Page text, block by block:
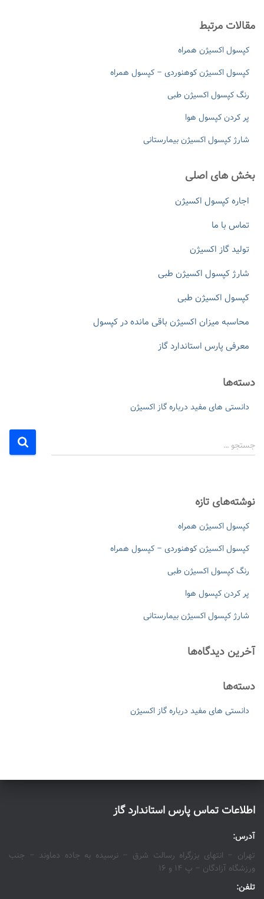
مقالات مرتبط
کپسول اکسیژن همراه
کپسول اکسیژن کوهنوردی – کپسول همراه
رنگ کپسول اکسیژن طبی
پر کردن کپسول هوا
شارژ کپسول اکسیژن بیمارستانی
بخش های اصلی
اجاره کپسول اکسیژن
تماس با ما
تولید گاز اکسیژن
شارژ کپسول اکسیژن طبی
کپسول اکسیژن طبی
محاسبه میزان اکسیژن باقی مانده در کپسول
معرفی پارس استاندارد گاز
دسته‌ها
دانستی های مفید درباره گاز اکسیژن
س
ب
جستجو …
نوشته‌های تازه
کپسول اکسیژن همراه
کپسول اکسیژن کوهنوردی – کپسول همراه
رنگ کپسول اکسیژن طبی
پر کردن کپسول هوا
شارژ کپسول اکسیژن بیمارستانی
آخرین دیدگاه‌ها
دسته‌ها
دانستی های مفید درباره گاز اکسیژن
اطلاعات تماس پارس استاندارد گاز
آدرس:
تهران – انتهای بزرگراه رسالت شرق – نرسیده به جاده دماوند – جنب
ورزشگاه آزادگان – پ ۱۴ و ۱۶
تلفن: